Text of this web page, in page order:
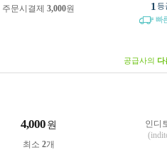
주문시결제 3,000원 1 등
빠
공급사의 다
4,000 원
최소 2개
인디